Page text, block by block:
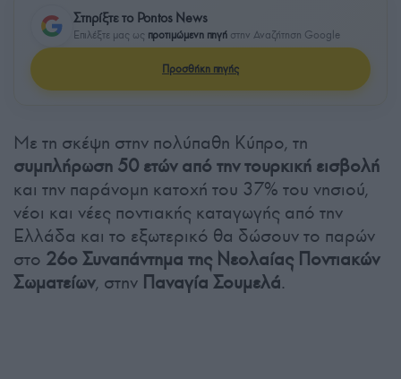
Στηρίξτε το Pontos News
Επιλέξτε μας ως προτιμώμενη πηγή στην Αναζήτηση Google
Προσθήκη πηγής
Με τη σκέψη στην πολύπαθη Κύπρο, τη
συμπλήρωση 50 ετών από την τουρκική εισβολή
και την παράνομη κατοχή του 37% του νησιού,
νέοι και νέες ποντιακής καταγωγής από την
Ελλάδα και το εξωτερικό θα δώσουν το παρών
στο 26ο Συναπάντημα της Νεολαίας Ποντιακών
Σωματείων, στην Παναγία Σουμελά.